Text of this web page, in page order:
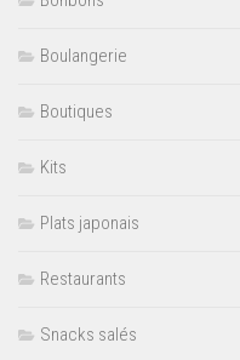
Boulangerie
Boutiques
Kits
Plats japonais
Restaurants
Snacks salés